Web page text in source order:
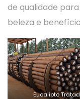
de qualidade
beleza e
Eucalipto